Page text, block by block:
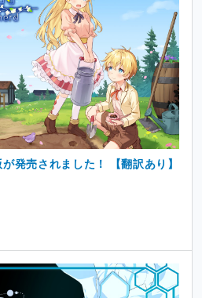
発売されました！ 【翻訳あり】